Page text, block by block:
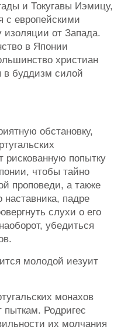
и Токугавы Иэмицу,
с европейскими
изоляции от Запада.
в Японии
христиан
буддизм силой
обстановку,
попытку
чтобы тайно
проповеди, а также
наставника, падре
слухи о его
убедиться
молодой иезуит
монахов
пыткам. Родригес
их молчания